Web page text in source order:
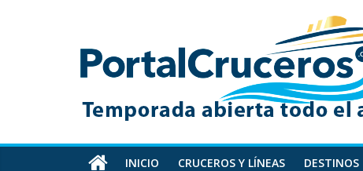
PortalCruceros
Toda
información
cruceros
en
INICIO CRUCEROS Y LÍNEAS DESTINOS